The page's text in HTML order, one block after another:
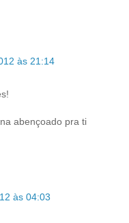
às 21:14
abençoado pra ti
às 04:03